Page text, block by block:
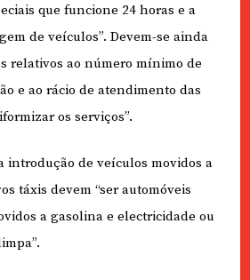
que funcione 24 horas e a
de veículos”. Devem-se ainda
relativos ao número mínimo de
e ao rácio de atendimento das
os serviços”.
introdução de veículos movidos a
táxis devem “ser automóveis
a gasolina e electricidade ou